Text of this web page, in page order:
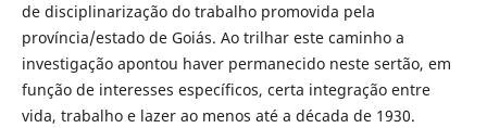
de disciplinarização do trabalho promovida pela
província/estado de Goiás. Ao trilhar este caminho a
investigação apontou haver permanecido neste sertão, em
função de interesses específicos, certa integração entre
vida, trabalho e lazer ao menos até a década de 1930.